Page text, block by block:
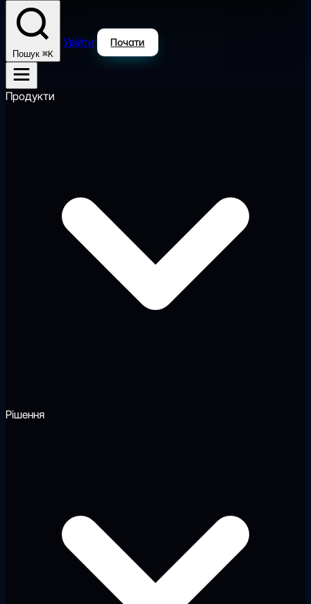
Пошук ⌘K
Увійти Почати
Продукти
Рішення